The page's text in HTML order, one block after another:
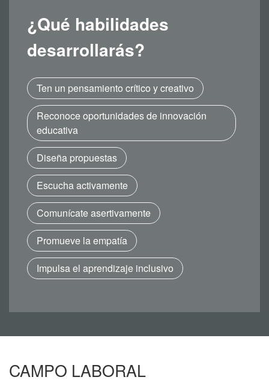
¿Qué habilidades
desarrollarás?
Ten un pensamiento crítico y creativo
Reconoce oportunidades de innovación
educativa
Diseña propuestas
Escucha activamente
Comunícate asertivamente
Promueve la empatía
Impulsa el aprendizaje inclusivo
CAMPO LABORAL